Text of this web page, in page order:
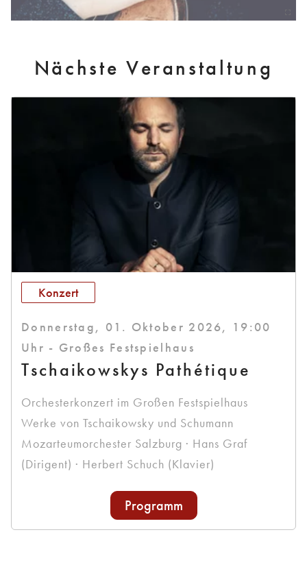
Nächste Veranstaltung
Konzert
Donnerstag, 01. Oktober 2026, 19:00
Uhr - Großes Festspielhaus
Tschaikowskys Pathétique
Orchesterkonzert im Großen Festspielhaus
Werke von Tschaikowsky und Schumann
Mozarteumorchester Salzburg · Hans Graf
(Dirigent) · Herbert Schuch (Klavier)
Programm